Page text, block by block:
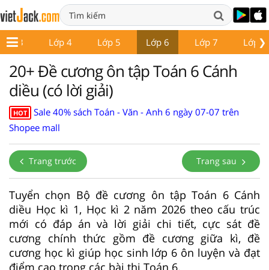
❯
Lớp 3 Lớp 4 Lớp 5 Lớp 6 Lớp 7 Lớp 8
20+ Đề cương ôn tập Toán 6 Cánh
diều (có lời giải)
HOT
Sale 40% sách Toán - Văn - Anh 6 ngày 07-07 trên
Shopee mall
Trang trước Trang sau
Tuyển chọn Bộ đề cương ôn tập Toán 6 Cánh
diều Học kì 1, Học kì 2 năm 2026 theo cấu trúc
mới có đáp án và lời giải chi tiết, cực sát đề
cương chính thức gồm đề cương giữa kì, đề
cương học kì giúp học sinh lớp 6 ôn luyện và đạt
điểm cao trong các bài thi Toán 6.